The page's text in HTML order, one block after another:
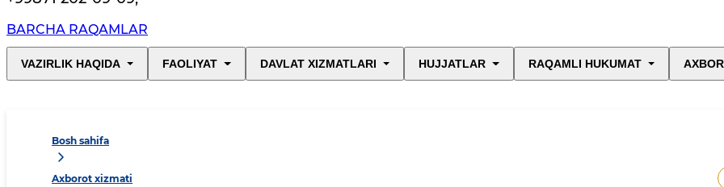
BARCHA RAQAMLAR
VAZIRLIK HAQIDA FAOLIYAT DAVLAT XIZMATLARI HUJJATLAR RAQAMLI HUKUMAT
Bosh sahifa
Axborot xizmati